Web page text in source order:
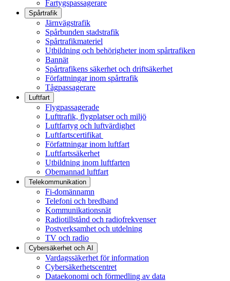
Fartygspassagerare
Spårtrafik
Järnvägstrafik
Spårbunden stadstrafik
Spårtrafikmateriel
Utbildning och behörigheter inom spårtrafiken
Bannät
Spårtrafikens säkerhet och driftsäkerhet
Författningar inom spårtrafik
Tågpassagerare
Luftfart
Flygpassagerade
Lufttrafik, flygplatser och miljö
Luftfartyg och luftvärdighet
Luftfartscertifikat
Författningar inom luftfart
Luftfartssäkerhet
Utbildning inom luftfarten
Obemannad luftfart
Telekommunikation
Fi-domännamn
Telefoni och bredband
Kommunikationsnät
Radiotillstånd och radiofrekvenser
Postverksamhet och utdelning
TV och radio
Cybersäkerhet och AI
Vardagssäkerhet för information
Cybersäkerhetscentret
Dataekonomi och förmedling av data